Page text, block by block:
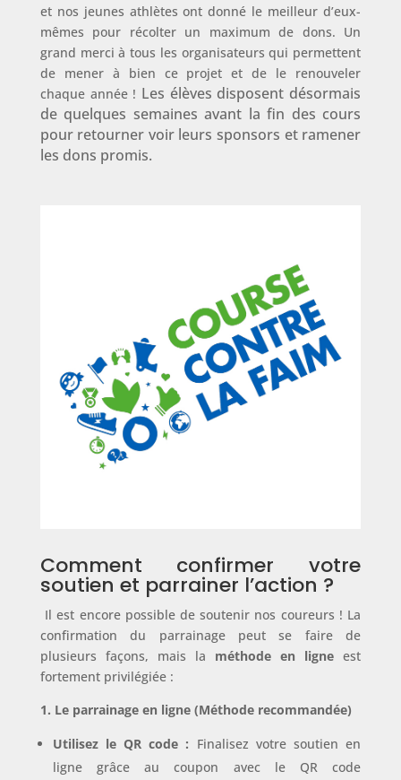
et nos jeunes athlètes ont donné le meilleur d’eux-
mêmes pour récolter un maximum de dons. Un
grand merci à tous les organisateurs qui permettent
de mener à bien ce projet et de le renouveler
chaque année ! Les élèves disposent désormais
de quelques semaines avant la fin des cours
pour retourner voir leurs sponsors et ramener
les dons promis.
Comment confirmer votre
soutien et parrainer l’action ?
Il est encore possible de soutenir nos coureurs ! La
confirmation du parrainage peut se faire de
plusieurs façons, mais la méthode en ligne est
fortement privilégiée :
1. Le parrainage en ligne (Méthode recommandée)
Utilisez le QR code : Finalisez votre soutien en
ligne grâce au coupon avec le QR code